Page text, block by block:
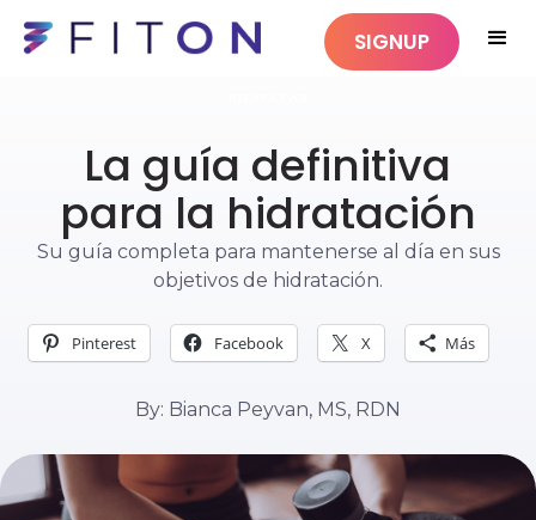
SIGNUP
La guía definitiva
para la hidratación
Su guía completa para mantenerse al día en sus
objetivos de hidratación.
Pinterest Facebook X Más
By: Bianca Peyvan, MS, RDN